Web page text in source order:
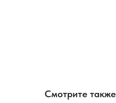
Смотрите также